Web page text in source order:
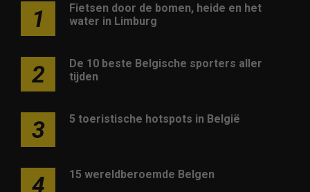
1
Fietsen door de bomen, heide en het
water in Limburg
2
De 10 beste Belgische sporters aller
tijden
3 5 toeristische hotspots in België
4 15 wereldberoemde Belgen